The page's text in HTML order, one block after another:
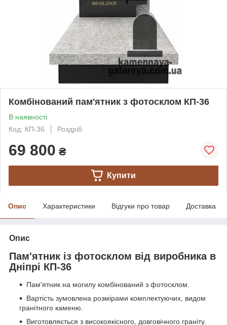
Комбінований пам'ятник з фотосклом КП-36
В наявності
Код: КП-36
Роздріб
69 800 ₴
Купити
Опис Характеристики Відгуки про товар Доставка
Опис
Пам'ятник із фотосклом від виробника в
Дніпрі КП-36
Пам'ятник на могилу комбінований з фотосклом.
Вартість зумовлена розмірами комплектуючих, видом
гранітного каменю.
Виготовляється з високоякісного, довговічного граніту.